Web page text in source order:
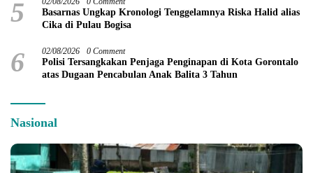
5
Basarnas Ungkap Kronologi Tenggelamnya Riska Halid alias
Cika di Pulau Bogisa
6 02/08/2026 0 Comment
Polisi Tersangkakan Penjaga Penginapan di Kota Gorontalo
atas Dugaan Pencabulan Anak Balita 3 Tahun
Nasional